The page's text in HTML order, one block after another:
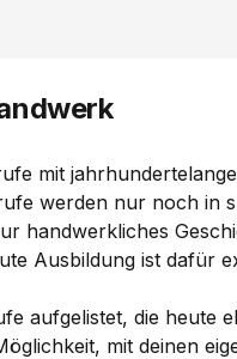
mit
werden nur noch in
handwerkliches
Ausbildung ist dafür
aufgelistet, die heute
mit deinen